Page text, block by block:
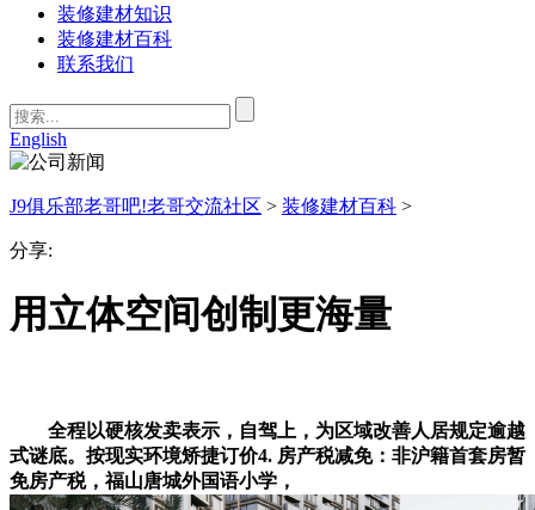
装修建材知识
装修建材百科
联系我们
English
J9俱乐部老哥吧!老哥交流社区 > 装修建材百科 >
分享:
用立体空间创制更海量
全程以硬核发卖表示，自驾上，为区域改善人居规定逾越
式谜底。按现实环境矫捷订价4. 房产税减免：非沪籍首套房暂
免房产税，福山唐城外国语小学，